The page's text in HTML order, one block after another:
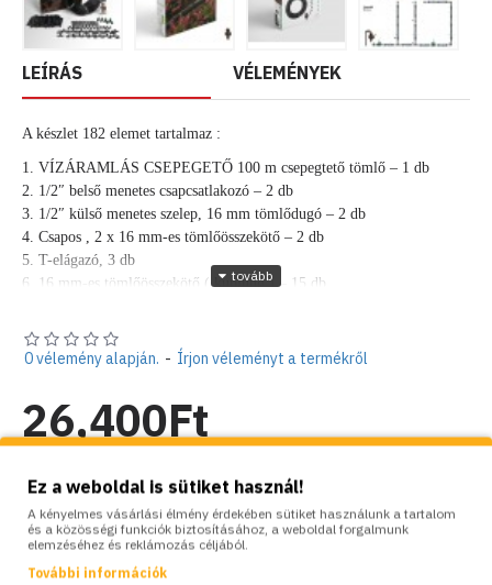
LEÍRÁS VÉLEMÉNYEK
A készlet 182 elemet tartalmaz :
1. VÍZÁRAMLÁS CSEPEGETŐ 100 m csepegtető tömlő – 1 db
2. 1/2″ belső menetes csapcsatlakozó – 2 db
3. 1/2″ külső menetes szelep, 16 mm tömlődugó – 2 db
4. Csapos , 2 x 16 mm-es tömlőösszekötő – 2 db
5. T-elágazó, 3 db
6. 16 mm-es tömlőösszekötő ( kuplung ) – 15 db
8. Könyök, 16 mm-es – 15 db
9. Záródugó 16 mm-es tömlőhöz – 30 db
A csepegtető tömlő paraméterei:
Átmérő: 16mm
A csepegtetők távolsága: 33cm
Egy csepegtető kapacitása: 2l/h 1 BAR nyomáson
Üzemi nyomás: 0,5 – 3 BAR
Készlet: Raktáron
Brand: Bradas
Model: BD-DSWWF100-SET4-T
0 vélemény alapján. - Írjon véleményt a termékről
26,400Ft
Ez a weboldal is sütiket használ!
A kényelmes vásárlási élmény érdekében sütiket használunk a tartalom
és a közösségi funkciók biztosításához, a weboldal forgalmunk
elemzéséhez és reklámozás céljából.
További információk